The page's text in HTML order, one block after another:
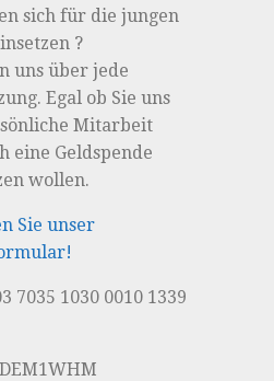
sich für die jungen
?
uns über jede
Egal ob Sie uns
Mitarbeit
eine Geldspende
wollen.
Sie unser
7035 1030 0010 1339